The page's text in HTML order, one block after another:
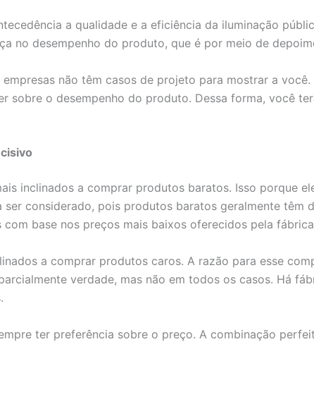
a qualidade e a eficiência da iluminação
no desempenho do produto, que é por meio de
não têm casos de projeto para mostrar a
sobre o desempenho do produto. Dessa forma, você
inclinados a comprar produtos baratos. Isso porque
considerado, pois produtos baratos geralmente têm
base nos preços mais baixos oferecidos pela
a comprar produtos caros. A razão para esse
verdade, mas não em todos os casos. Há
ter preferência sobre o preço. A combinação